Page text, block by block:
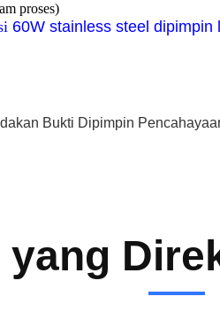
proses)
60W stainless steel
Bukti Dipimpin
yang